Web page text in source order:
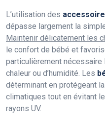
L’utilisation des
dépasse largement la
Maintenir délicatement les
le confort de bébé et
particulièrement
chaleur ou d’humidité. Les
déterminant en protégeant
climatiques tout en évitant
rayons UV.